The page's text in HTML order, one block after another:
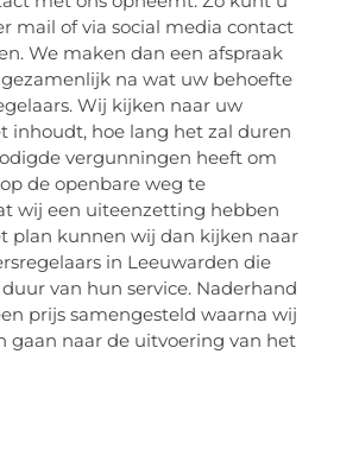
mail of via social media contact
We maken dan een afspraak
na wat uw behoefte
Wij kijken naar uw
inhoudt, hoe lang het zal duren
vergunningen heeft om
de openbare weg te
wij een uiteenzetting hebben
plan kunnen wij dan kijken naar
in Leeuwarden die
van hun service. Naderhand
prijs samengesteld waarna wij
gaan naar de uitvoering van het